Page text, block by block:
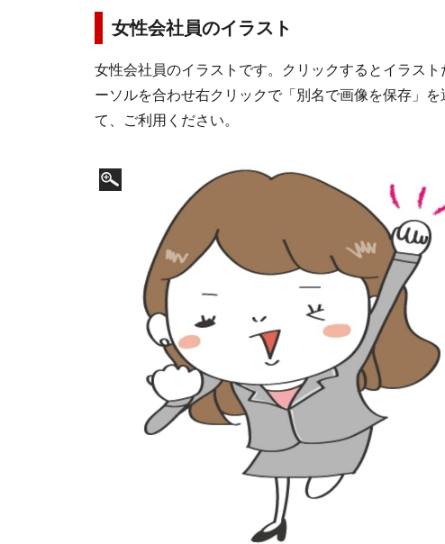
女性会社員のイラスト
女性会社員のイラストです。クリックするとイラス
ーソルを合わせ右クリックで「別名で画像を保存」
て、ご利用ください。